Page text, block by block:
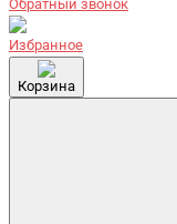
Обратный звонок
Избранное
Корзина